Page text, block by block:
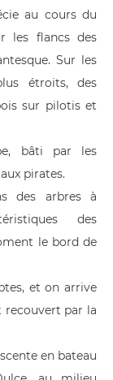
au cours du
les flancs des
Sur les
étroits, des
sur pilotis et
bâti par les
pirates.
des arbres à
des
le bord de
et on arrive
recouvert par la
en bateau